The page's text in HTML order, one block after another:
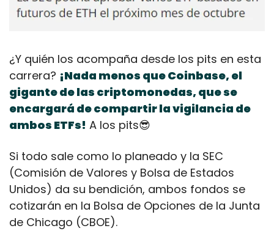
¿Y quién los acompaña desde los pits en esta
carrera? ¡Nada menos que Coinbase, el
gigante de las criptomonedas, que se
encargará de compartir la vigilancia de
ambos ETFs! A los pits😎
Si todo sale como lo planeado y la SEC
(Comisión de Valores y Bolsa de Estados
Unidos) da su bendición, ambos fondos se
cotizarán en la Bolsa de Opciones de la Junta
de Chicago (CBOE).